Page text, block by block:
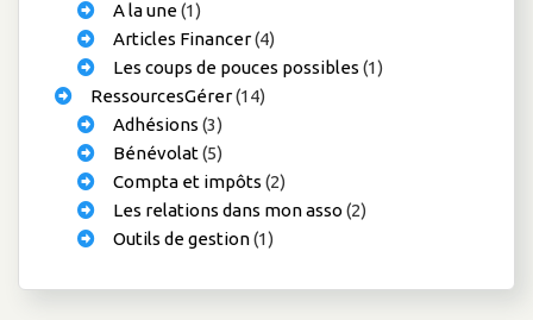
A la une(1)
Articles Financer(4)
Les coups de pouces possibles (1)
RessourcesGérer(14)
Adhésions (3)
Bénévolat(5)
Compta et impôts (2)
Les relations dans mon asso (2)
Outils de gestion(1)